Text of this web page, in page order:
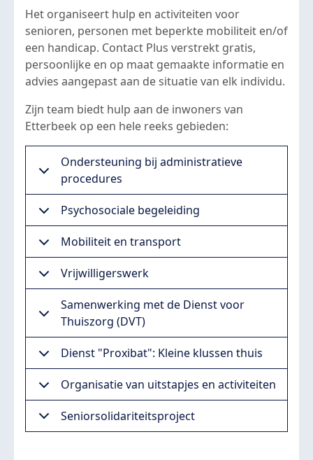
Het organiseert hulp en activiteiten voor
senioren, personen met beperkte mobiliteit en/of
een handicap. Contact Plus verstrekt gratis,
persoonlijke en op maat gemaakte informatie en
advies aangepast aan de situatie van elk individu.
Zijn team biedt hulp aan de inwoners van
Etterbeek op een hele reeks gebieden:
Ondersteuning bij administratieve
procedures
Psychosociale begeleiding
Mobiliteit en transport
Vrijwilligerswerk
Samenwerking met de Dienst voor
Thuiszorg (DVT)
Dienst "Proxibat": Kleine klussen thuis
Organisatie van uitstapjes en activiteiten
Seniorsolidariteitsproject